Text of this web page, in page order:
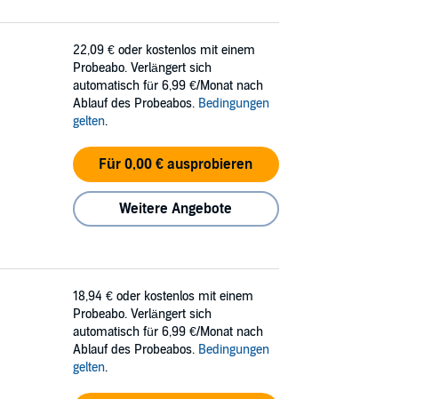
22,09 € oder kostenlos mit einem
Probeabo. Verlängert sich
automatisch für 6,99 €/Monat nach
Ablauf des Probeabos. Bedingungen
gelten.
Für 0,00 € ausprobieren
Weitere Angebote
18,94 € oder kostenlos mit einem
Probeabo. Verlängert sich
automatisch für 6,99 €/Monat nach
Ablauf des Probeabos. Bedingungen
gelten.